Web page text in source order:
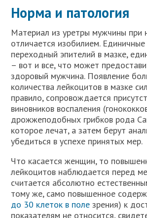
Норма и патология
Материал из уретры мужчины при
отличается изобилием.
переходный эпителий в мазке,
– вот и все, что может
здоровый мужчина. Появление
количества лейкоцитов в мазке
правило, сопровождается
виновников воспаления
дрожжеподобных грибков рода
которое лечат, а затем берут
убедиться в успехе принятых мер.
Что касается женщин, то
лейкоцитов наблюдается перед
считается абсолютно
тому же, само повышенное
до 30 клеток в поле зрения) к
показателям не относится,